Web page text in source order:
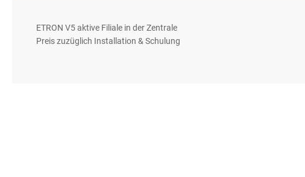
ETRON V5 aktive Filiale in der Zentrale
Preis zuzüglich Installation & Schulung